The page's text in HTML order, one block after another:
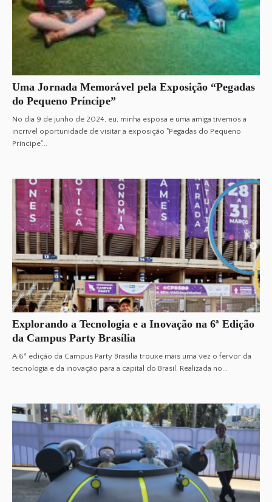
Uma Jornada Memorável pela Exposição “Pegadas
do Pequeno Príncipe”
No dia 9 de junho de 2024, eu, minha esposa e uma amiga tivemos a
incrível oportunidade de visitar a exposição "Pegadas do Pequeno
Príncipe"...
Explorando a Tecnologia e a Inovação na 6ª Edição
da Campus Party Brasília
A 6ª edição da Campus Party Brasília trouxe mais uma vez o fervor da
tecnologia e da inovação para a capital do Brasil. Realizada no...